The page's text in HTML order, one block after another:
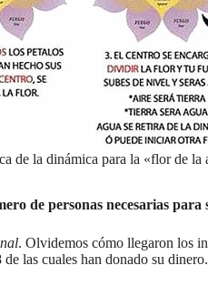
de la dinámica para la «flor de la
de personas necesarias para
. Olvidemos cómo llegaron los
las cuales han donado su dinero.